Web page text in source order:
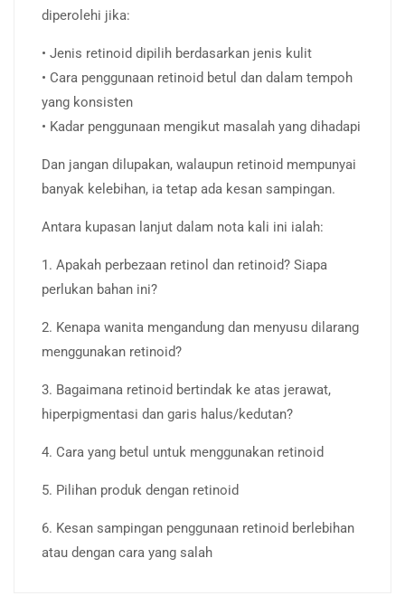
diperolehi jika:
• Jenis retinoid dipilih berdasarkan jenis kulit
• Cara penggunaan retinoid betul dan dalam tempoh
yang konsisten
• Kadar penggunaan mengikut masalah yang dihadapi
Dan jangan dilupakan, walaupun retinoid mempunyai
banyak kelebihan, ia tetap ada kesan sampingan.
Antara kupasan lanjut dalam nota kali ini ialah:
1. Apakah perbezaan retinol dan retinoid? Siapa
perlukan bahan ini?
2. Kenapa wanita mengandung dan menyusu dilarang
menggunakan retinoid?
3. Bagaimana retinoid bertindak ke atas jerawat,
hiperpigmentasi dan garis halus/kedutan?
4. Cara yang betul untuk menggunakan retinoid
5. Pilihan produk dengan retinoid
6. Kesan sampingan penggunaan retinoid berlebihan
atau dengan cara yang salah